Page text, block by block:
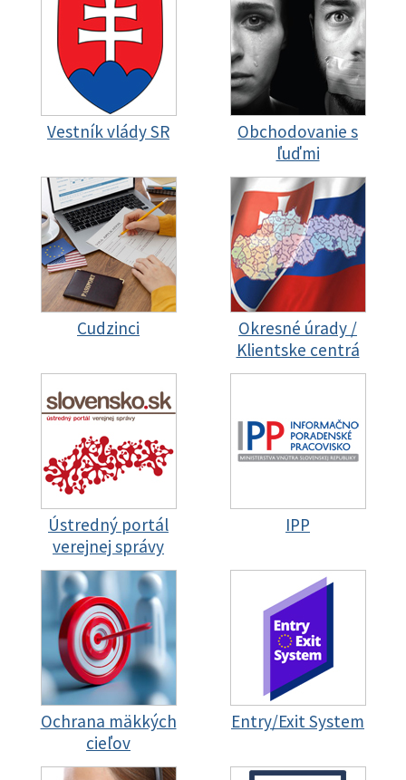
Vestník vlády SR
Obchodovanie s
ľuďmi
Cudzinci
Okresné úrady /
Klientske centrá
Ústredný portál
verejnej správy
IPP
Ochrana mäkkých
cieľov
Entry/Exit System